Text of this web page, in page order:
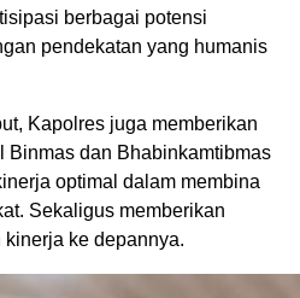
berbagai potensi
pendekatan yang humanis
Kapolres juga memberikan
Binmas dan Bhabinkamtibmas
optimal dalam membina
Sekaligus memberikan
ke depannya.